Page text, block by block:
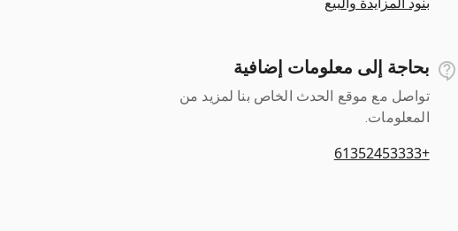
بحاجة إلى معلومات إضافية
تواصل مع موقع الحدث الخاص بنا لمزيد من
المعلومات.
+61352453333